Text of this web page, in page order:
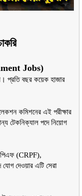
Jobs)
প্রতি বছর কয়েক হাজার
কমিশনের এই পরীক্ষার
টেকনিক্যাল পদে নিয়োগ
(CRPF),
দেওয়ার এটি সেরা